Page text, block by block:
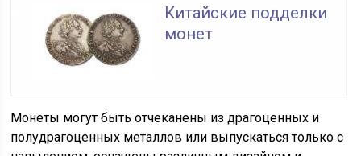
Китайские подделки
монет
Монеты могут быть отчеканены из драгоценных и
полудрагоценных металлов или выпускаться только с